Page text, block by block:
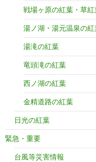
戦場ヶ原の紅葉・草紅
湯ノ湖・湯元温泉の紅
湯滝の紅葉
竜頭滝の紅葉
西ノ湖の紅葉
金精道路の紅葉
日光の紅葉
緊急・重要
台風等災害情報